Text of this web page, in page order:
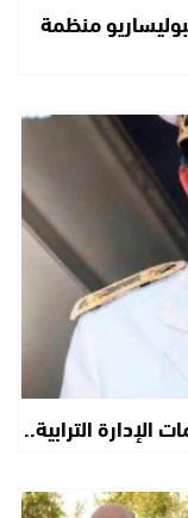
منظمة
الإدارة الترابية..